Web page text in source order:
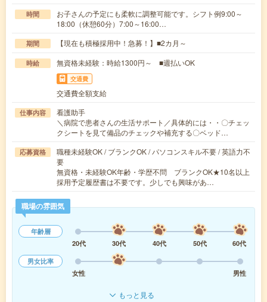
時間
お子さんの予定にも柔軟に調整可能です。シフト例9:00～
18:00（休憩60分）7:00～16:00…
期間 【現在も積極採用中！急募！】■2カ月～
時給 無資格未経験：時給1300円～ ■週払いOK
交通費
交通費全額支給
仕事内容
看護助手
＼病院で患者さんの生活サポート／具体的には・・〇チェッ
クシートを見て備品のチェックや補充する〇ベッド…
応募資格
職種未経験OK / ブランクOK / パソコンスキル不要 / 英語力不
要
無資格・未経験OK年齢・学歴不問 ブランクOK★10名以上
採用予定履歴書は不要です。少しでも興味があ…
職場の雰囲気
年齢層
20代
30代 40代 50代
60代
男女比率
女性
男性
もっと見る